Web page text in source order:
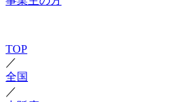
TOP
／
全国
／